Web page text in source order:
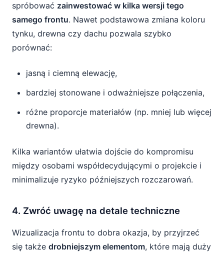
spróbować zainwestować w kilka wersji tego
samego frontu. Nawet podstawowa zmiana koloru
tynku, drewna czy dachu pozwala szybko
porównać:
jasną i ciemną elewację,
bardziej stonowane i odważniejsze połączenia,
różne proporcje materiałów (np. mniej lub więcej
drewna).
Kilka wariantów ułatwia dojście do kompromisu
między osobami współdecydującymi o projekcie i
minimalizuje ryzyko późniejszych rozczarowań.
4. Zwróć uwagę na detale techniczne
Wizualizacja frontu to dobra okazja, by przyjrzeć
się także drobniejszym elementom, które mają duży